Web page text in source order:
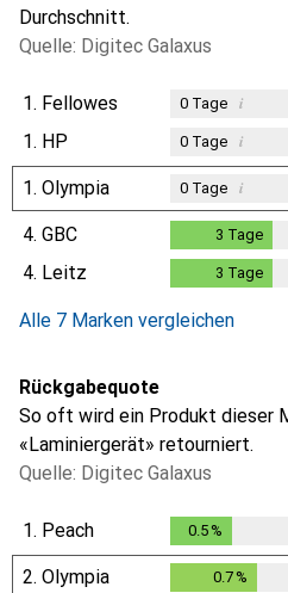
Durchschnitt.
Quelle: Digitec Galaxus
1. Fellowes 0Tage i
1. HP 0Tage i
1. Olympia 0Tage i
4. GBC 3 Tage
4. Leitz 3 Tage
Alle 7 Marken vergleichen
Rückgabequote
So oft wird ein Produkt dieser
«Laminiergerät» retourniert.
Quelle: Digitec Galaxus
1. Peach 0.5%
2. Olympia 0.7%